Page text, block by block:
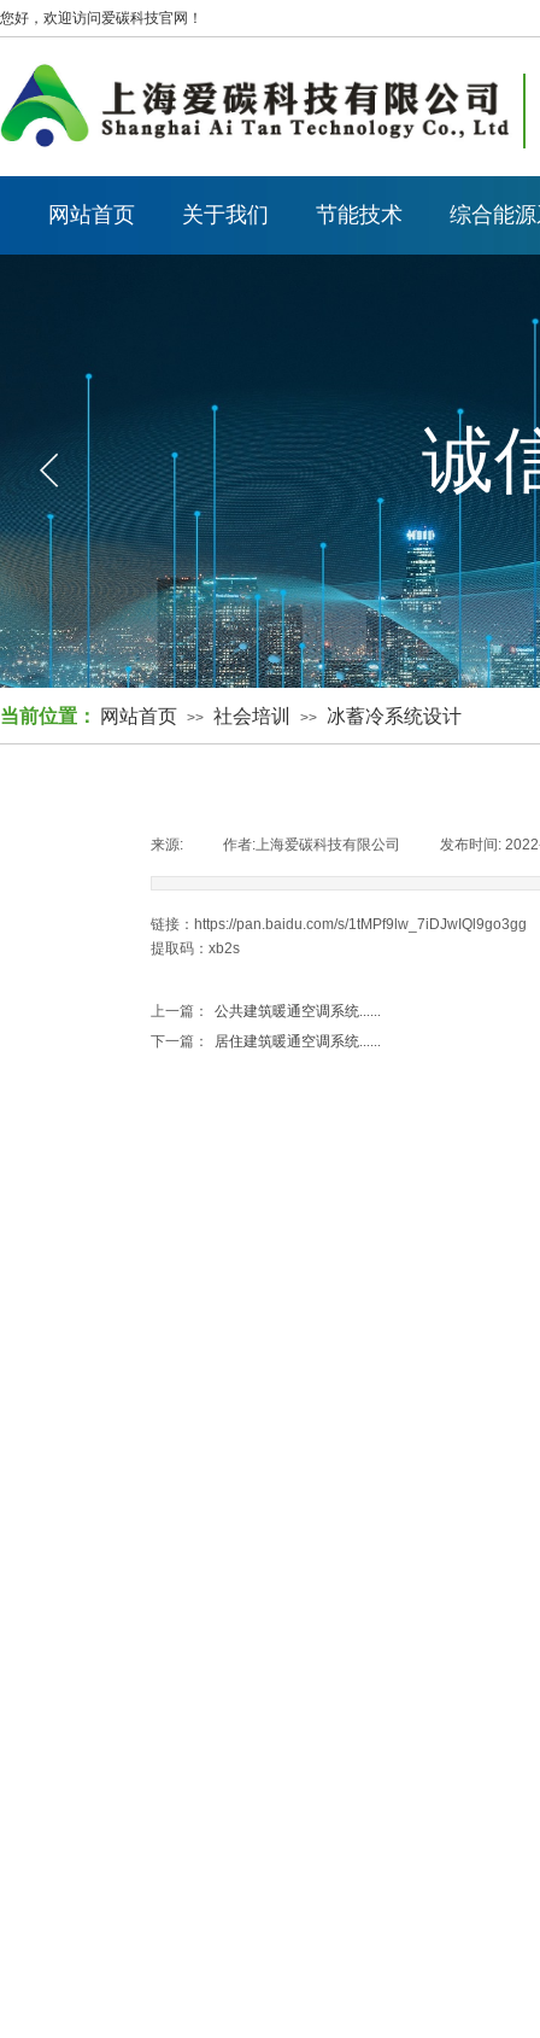
您好，欢迎访问爱碳科技官网！
网站首页 关于我们 节能技术 综合能
诚
网站首页 >> 社会培训 >> 冰蓄冷系统设计
当前位置：
来源: 作者:上海爱碳科技有限公司 发布时间:
链接：https://pan.baidu.com/s/1tMPf9lw_7iDJwIQl9go3gg
提取码：xb2s
上一篇：
公共建筑暖通空调系统......
下一篇：
居住建筑暖通空调系统......